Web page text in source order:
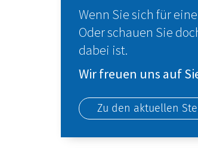
Wenn Sie sich für
Oder schauen Sie
dabei ist.
Wir freuen uns auf
Zu den aktuellen